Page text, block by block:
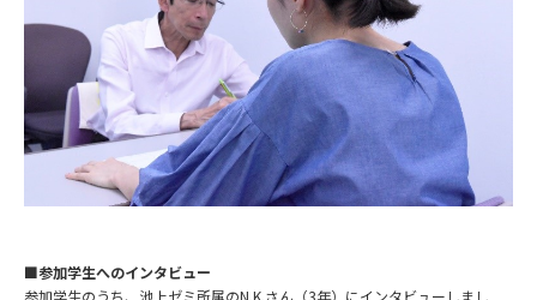
■参加学生へのインタビュー
参加学生のうち、池上ゼミ所属のN.K.さん（3年）にインタビューしまし